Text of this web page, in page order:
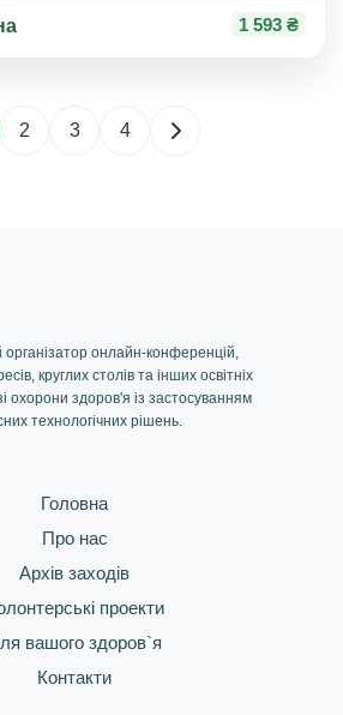
1 593 ₴
2 3 4
онлайн-конференцій,
круглих столів та інших освітніх
охорони здоров'я із застосуванням
технологічних рішень.
Головна
Про нас
Архів заходів
проекти
вашого здоров`я
Контакти